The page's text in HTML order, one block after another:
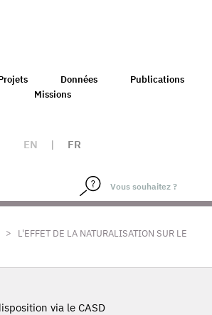
Données
Publications
Missions
EN | FR
>
L'EFFET DE LA NATURALISATION SUR LE
via le CASD